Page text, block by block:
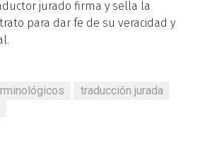
jurado firma y sella la
para dar fe de su veracidad y
traducción jurada